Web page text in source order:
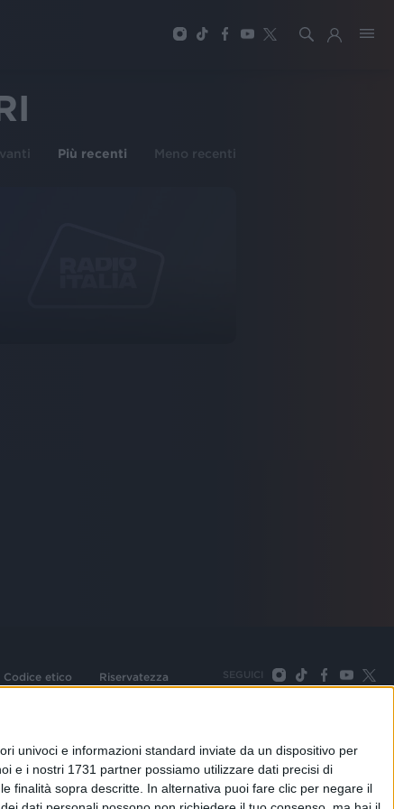
univoci e informazioni standard inviate da un dispositivo per
e i nostri 1731 partner possiamo utilizzare dati precisi di
finalità sopra descritte. In alternativa puoi fare clic per negare il
Più recenti Meno recenti
Codice etico Riservatezza SEGUICI
Monzese (Mi) |Tel. +39 02 254441 | Fax +39
TORNA SU